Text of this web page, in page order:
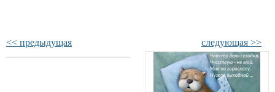
<< предыдущая следующая >>